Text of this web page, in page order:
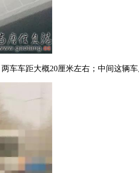
车距大概20厘米左右；中间这辆